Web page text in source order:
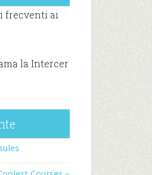
frecventi ai
la Intercer